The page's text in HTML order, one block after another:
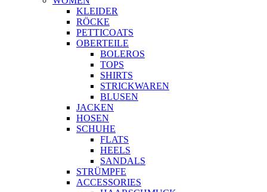
KLEIDER
RÖCKE
PETTICOATS
OBERTEILE
BOLEROS
TOPS
SHIRTS
STRICKWAREN
BLUSEN
JACKEN
HOSEN
SCHUHE
FLATS
HEELS
SANDALS
STRÜMPFE
ACCESSORIES